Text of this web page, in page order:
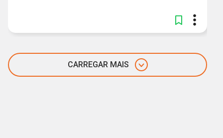
CARREGAR MAIS